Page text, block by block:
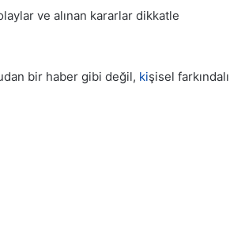
ve alınan kararlar dikkatle
bir haber gibi değil, kişisel